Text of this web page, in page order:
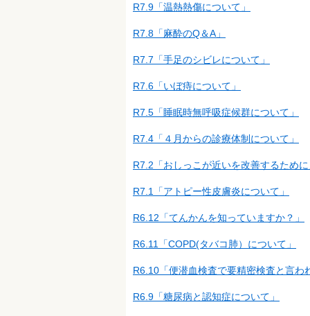
R7.9「温熱熱傷について」
R7.8「麻酔のQ＆A」
R7.7「手足のシビレについて」
R7.6「いぼ痔について」
R7.5「睡眠時無呼吸症候群について」
R7.4「４月からの診療体制について」
R7.2「おしっこが近いを改善するために
R7.1「アトピー性皮膚炎について」
R6.12「てんかんを知っていますか？」
R6.11「COPD(タバコ肺）について」
R6.10「便潜血検査で要精密検査と言わ
R6.9「糖尿病と認知症について」